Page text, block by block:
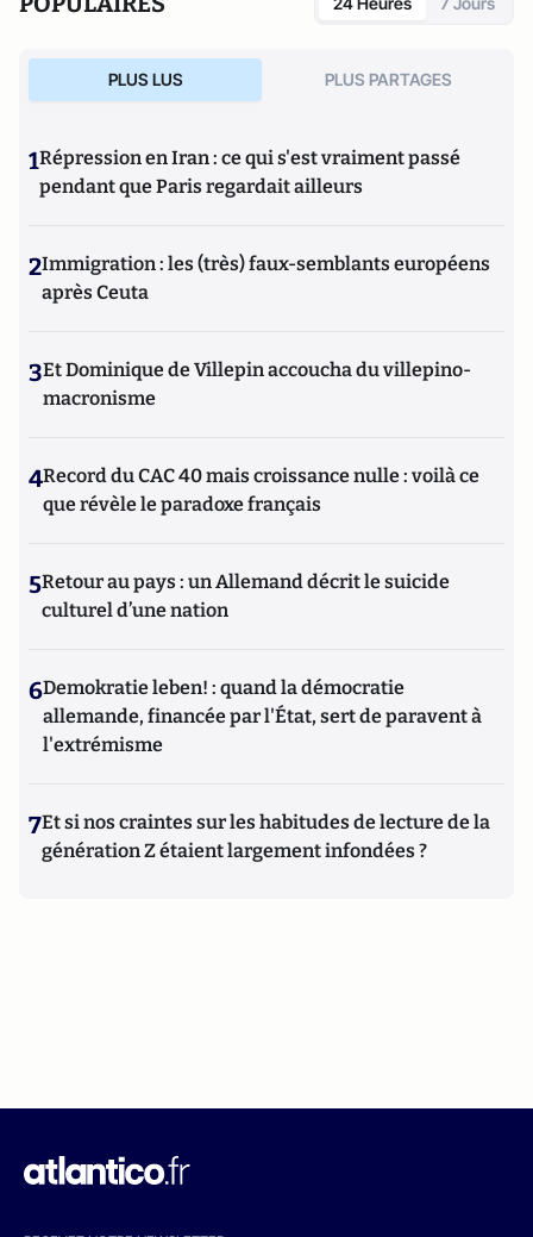
PLUS LUS PLUS PARTAGES
1Répression en Iran : ce qui s'est vraiment passé
pendant que Paris regardait ailleurs
2Immigration : les (très) faux-semblants européens
après Ceuta
3Et Dominique de Villepin accoucha du villepino-
macronisme
4Record du CAC 40 mais croissance nulle : voilà ce
que révèle le paradoxe français
5Retour au pays : un Allemand décrit le suicide
culturel d’une nation
6Demokratie leben! : quand la démocratie
allemande, financée par l'État, sert de paravent à
l'extrémisme
7Et si nos craintes sur les habitudes de lecture de la
génération Z étaient largement infondées ?